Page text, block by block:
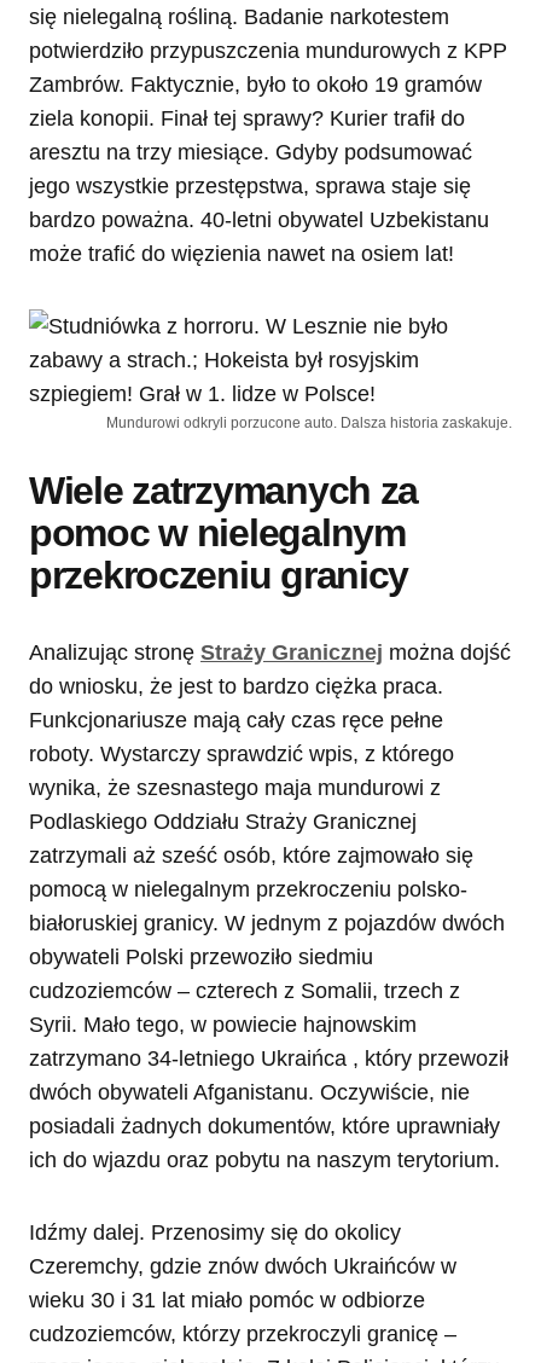
się nielegalną rośliną. Badanie narkotestem
potwierdziło przypuszczenia mundurowych z KPP
Zambrów. Faktycznie, było to około 19 gramów
ziela konopii. Finał tej sprawy? Kurier trafił do
aresztu na trzy miesiące. Gdyby podsumować
jego wszystkie przestępstwa, sprawa staje się
bardzo poważna. 40-letni obywatel Uzbekistanu
może trafić do więzienia nawet na osiem lat!
Mundurowi odkryli porzucone auto. Dalsza historia zaskakuje.
Wiele zatrzymanych za
pomoc w nielegalnym
przekroczeniu granicy
Analizując stronę Straży Granicznej można dojść
do wniosku, że jest to bardzo ciężka praca.
Funkcjonariusze mają cały czas ręce pełne
roboty. Wystarczy sprawdzić wpis, z którego
wynika, że szesnastego maja mundurowi z
Podlaskiego Oddziału Straży Granicznej
zatrzymali aż sześć osób, które zajmowało się
pomocą w nielegalnym przekroczeniu polsko-
białoruskiej granicy. W jednym z pojazdów dwóch
obywateli Polski przewoziło siedmiu
cudzoziemców – czterech z Somalii, trzech z
Syrii. Mało tego, w powiecie hajnowskim
zatrzymano 34-letniego Ukraińca , który przewoził
dwóch obywateli Afganistanu. Oczywiście, nie
posiadali żadnych dokumentów, które uprawniały
ich do wjazdu oraz pobytu na naszym terytorium.
Idźmy dalej. Przenosimy się do okolicy
Czeremchy, gdzie znów dwóch Ukraińców w
wieku 30 i 31 lat miało pomóc w odbiorze
cudzoziemców, którzy przekroczyli granicę –